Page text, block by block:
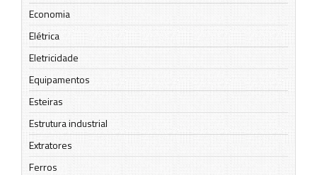
Economia
Elétrica
Eletricidade
Equipamentos
Esteiras
Estrutura industrial
Extratores
Ferros